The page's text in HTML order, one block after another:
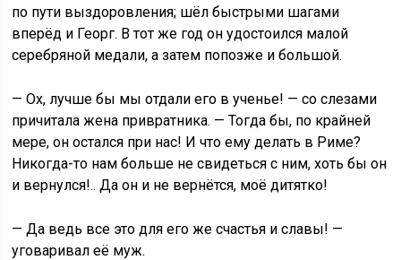
по пути выздоровления; шёл быстрыми шагами
вперёд и Георг. В тот же год он удостоился малой
серебряной медали, а затем попозже и большой.
— Ох, лучше бы мы отдали его в ученье! — со слезами
причитала жена привратника. — Тогда бы, по крайней
мере, он остался при нас! И что ему делать в Риме?
Никогда-то нам больше не свидеться с ним, хоть бы он
и вернулся!.. Да он и не вернётся, моё дитятко!
— Да ведь все это для его же счастья и славы! —
уговаривал её муж.